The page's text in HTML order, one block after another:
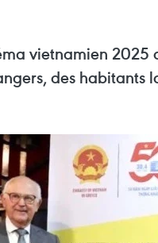
vietnamien 2025
des habitants